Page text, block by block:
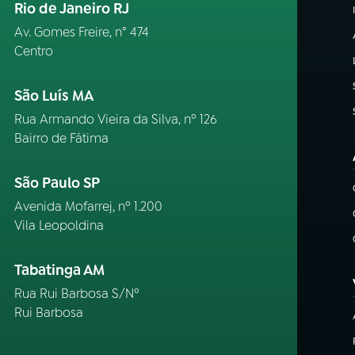
Rio de Janeiro RJ
Av. Gomes Freire, n° 474
Centro
São Luís MA
Rua Armando Vieira da Silva, nº 126
Bairro de Fátima
São Paulo SP
Avenida Mofarrej, nº 1.200
Vila Leopoldina
Tabatinga AM
Rua Rui Barbosa S/Nº
Rui Barbosa